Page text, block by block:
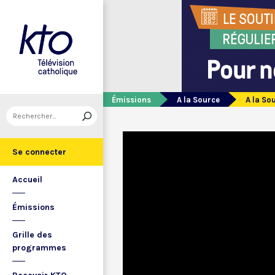
Se connecter
Accueil
Émissions
Grille des
programmes
Émissions A la Source A la